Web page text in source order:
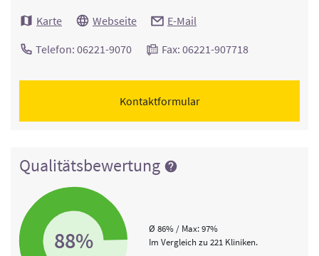
Karte
Webseite E-Mail
Telefon: 06221-9070 Fax: 06221-907718
Kontaktformular
Qualitätsbewertung
88%
Ø 86% / Max: 97%
Im Vergleich zu 221 Kliniken.